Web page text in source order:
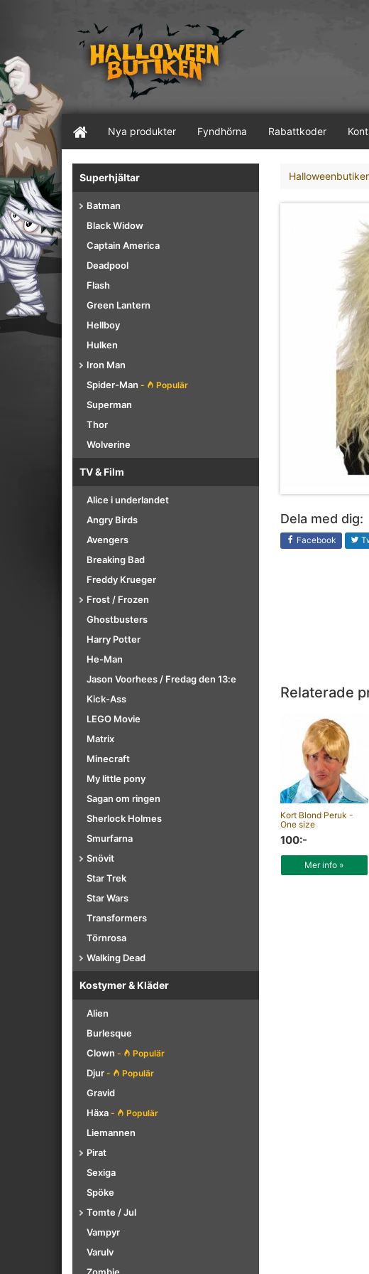
Nya produkter Fyndhörna Rabattkoder
Superhjältar
Batman
Black Widow
Captain America
Deadpool
Flash
Green Lantern
Hellboy
Hulken
Iron Man
Spider-Man - Populär
Superman
Thor
Wolverine
TV & Film
Alice i underlandet
Angry Birds
Avengers
Breaking Bad
Freddy Krueger
Frost / Frozen
Ghostbusters
Harry Potter
He-Man
Jason Voorhees / Fredag den 13:e
Kick-Ass
LEGO Movie
Matrix
Minecraft
My little pony
Sagan om ringen
Sherlock Holmes
Smurfarna
Snövit
Star Trek
Star Wars
Transformers
Törnrosa
Walking Dead
Kostymer & Kläder
Alien
Burlesque
Clown - Populär
Djur - Populär
Gravid
Häxa - Populär
Liemannen
Pirat
Sexiga
Spöke
Tomte / Jul
Vampyr
Varulv
Dela med dig:
Facebook
Relaterade
Kort Blond Peruk -
One size
100:-
Mer info »